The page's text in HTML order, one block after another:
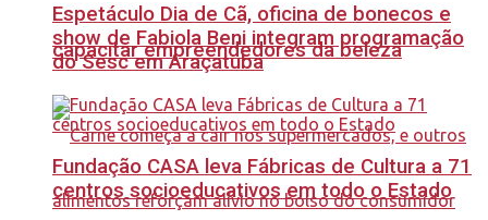
capacitar empreendedores da beleza
Espetáculo Dia de Cã, oficina de bonecos e
show de Fabiola Beni integram programação
do Sesc em Araçatuba
Fundação CASA leva Fábricas de Cultura a 71
centros socioeducativos em todo o Estado